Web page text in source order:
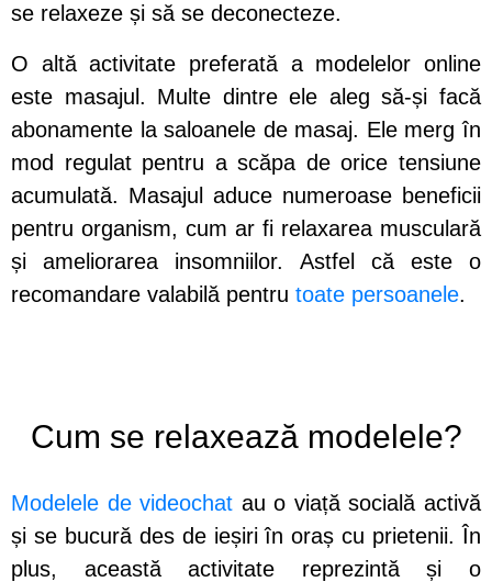
se relaxeze și să se deconecteze.
O altă activitate preferată a modelelor online
este masajul. Multe dintre ele aleg să-și facă
abonamente la saloanele de masaj. Ele merg în
mod regulat pentru a scăpa de orice tensiune
acumulată. Masajul aduce numeroase beneficii
pentru organism, cum ar fi relaxarea musculară
și ameliorarea insomniilor. Astfel că este o
recomandare valabilă pentru toate persoanele.
Cum se relaxează modelele?
Modelele de videochat au o viață socială activă
și se bucură des de ieșiri în oraș cu prietenii. În
plus, această activitate reprezintă și o